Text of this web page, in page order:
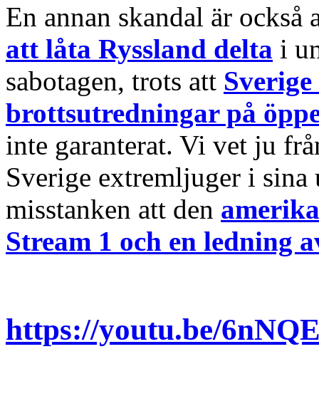
En annan skandal är också
att låta Ryssland delta i
sabotagen, trots att
brottsutredningar på
inte garanterat. Vi vet ju
Sverige extremljuger i
misstanken att den
Stream 1 och en ledning
https://youtu.be/